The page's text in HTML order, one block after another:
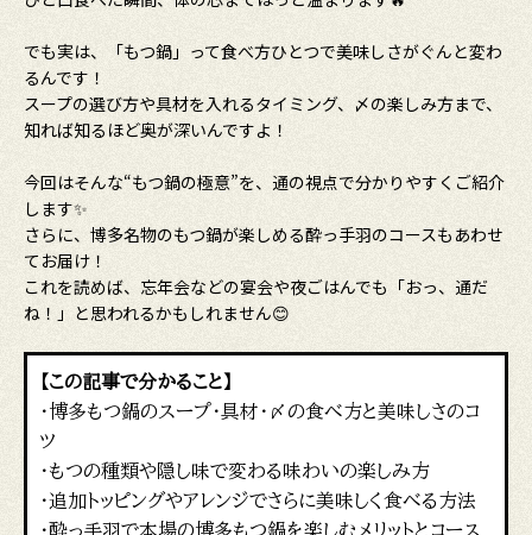
でも実は、「もつ鍋」って食べ方ひとつで美味しさがぐんと変わ
るんです！
スープの選び方や具材を入れるタイミング、〆の楽しみ方まで、
知れば知るほど奥が深いんですよ！
今回はそんな“もつ鍋の極意”を、通の視点で分かりやすくご紹介
します✨
さらに、博多名物のもつ鍋が楽しめる酔っ手羽のコースもあわせ
てお届け！
これを読めば、忘年会などの宴会や夜ごはんでも「おっ、通だ
ね！」と思われるかもしれません😊
【この記事で分かること】
・博多もつ鍋のスープ・具材・〆の食べ方と美味しさのコ
ツ
・もつの種類や隠し味で変わる味わいの楽しみ方
・追加トッピングやアレンジでさらに美味しく食べる方法
・酔っ手羽で本場の博多もつ鍋を楽しむメリットとコース